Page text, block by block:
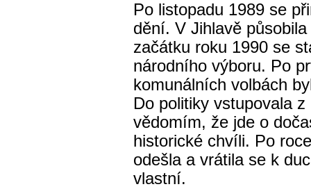
Po listopadu 1989 se
dění. V Jihlavě
začátku roku 1990 se
národního výboru. Po
komunálních volbách
Do politiky vstupovala
vědomím, že jde o
historické chvíli. Po
odešla a vrátila se k
vlastní.